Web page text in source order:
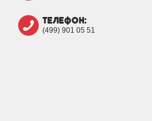
телефон:
(499) 901 05 51